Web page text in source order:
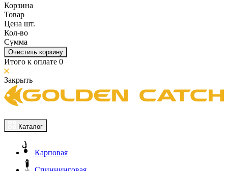
Корзина
Товар
Цена шт.
Кол-во
Сумма
Очистить корзину
Итого к оплате 0
Закрыть
Каталог
Карповая